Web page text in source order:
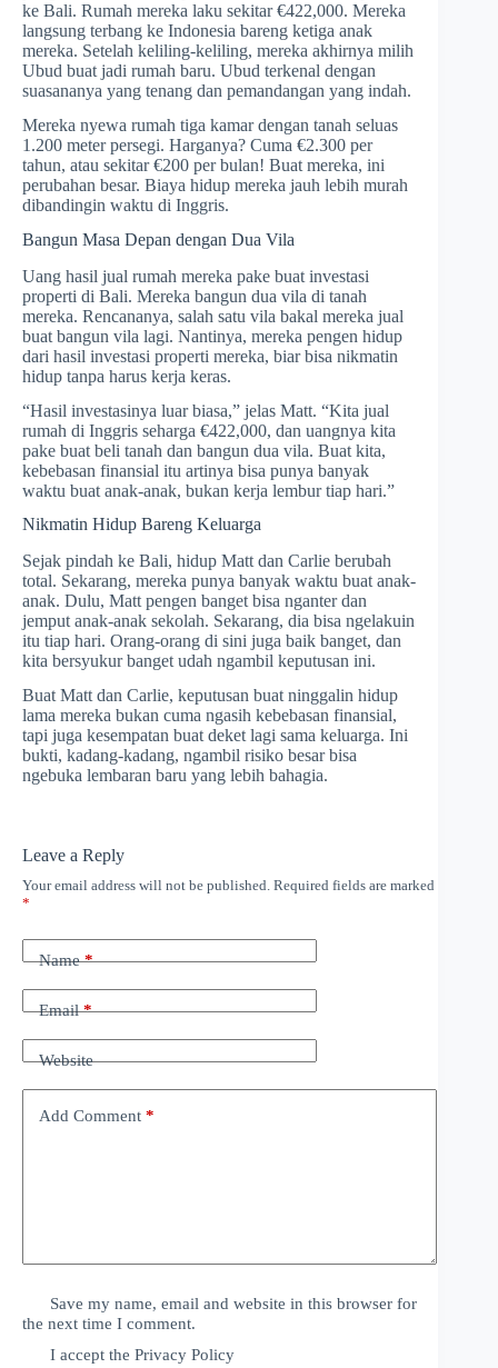
ke Bali. Rumah mereka laku sekitar €422,000. Mereka
langsung terbang ke Indonesia bareng ketiga anak
mereka. Setelah keliling-keliling, mereka akhirnya milih
Ubud buat jadi rumah baru. Ubud terkenal dengan
suasananya yang tenang dan pemandangan yang indah.
Mereka nyewa rumah tiga kamar dengan tanah seluas
1.200 meter persegi. Harganya? Cuma €2.300 per
tahun, atau sekitar €200 per bulan! Buat mereka, ini
perubahan besar. Biaya hidup mereka jauh lebih murah
dibandingin waktu di Inggris.
Bangun Masa Depan dengan Dua Vila
Uang hasil jual rumah mereka pake buat investasi
properti di Bali. Mereka bangun dua vila di tanah
mereka. Rencananya, salah satu vila bakal mereka jual
buat bangun vila lagi. Nantinya, mereka pengen hidup
dari hasil investasi properti mereka, biar bisa nikmatin
hidup tanpa harus kerja keras.
“Hasil investasinya luar biasa,” jelas Matt. “Kita jual
rumah di Inggris seharga €422,000, dan uangnya kita
pake buat beli tanah dan bangun dua vila. Buat kita,
kebebasan finansial itu artinya bisa punya banyak
waktu buat anak-anak, bukan kerja lembur tiap hari.”
Nikmatin Hidup Bareng Keluarga
Sejak pindah ke Bali, hidup Matt dan Carlie berubah
total. Sekarang, mereka punya banyak waktu buat anak-
anak. Dulu, Matt pengen banget bisa nganter dan
jemput anak-anak sekolah. Sekarang, dia bisa ngelakuin
itu tiap hari. Orang-orang di sini juga baik banget, dan
kita bersyukur banget udah ngambil keputusan ini.
Buat Matt dan Carlie, keputusan buat ninggalin hidup
lama mereka bukan cuma ngasih kebebasan finansial,
tapi juga kesempatan buat deket lagi sama keluarga. Ini
bukti, kadang-kadang, ngambil risiko besar bisa
ngebuka lembaran baru yang lebih bahagia.
Leave a Reply
Your email address will not be published. Required fields are marked
*
Name*
Email*
Website
Add Comment *
Save my name, email and website in this browser for
the next time I comment.
I accept thePrivacy Policy